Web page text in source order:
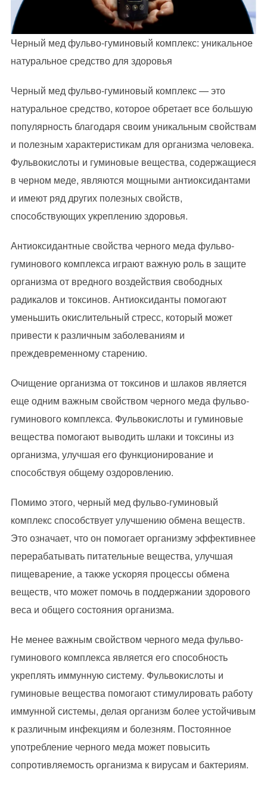
Черный мед фульво-гуминовый комплекс: уникальное
натуральное средство для здоровья
Черный мед фульво-гуминовый комплекс — это
натуральное средство, которое обретает все большую
популярность благодаря своим уникальным свойствам
и полезным характеристикам для организма человека.
Фульвокислоты и гуминовые вещества, содержащиеся
в черном меде, являются мощными антиоксидантами
и имеют ряд других полезных свойств,
способствующих укреплению здоровья.
Антиоксидантные свойства черного меда фульво-
гуминового комплекса играют важную роль в защите
организма от вредного воздействия свободных
радикалов и токсинов. Антиоксиданты помогают
уменьшить окислительный стресс, который может
привести к различным заболеваниям и
преждевременному старению.
Очищение организма от токсинов и шлаков является
еще одним важным свойством черного меда фульво-
гуминового комплекса. Фульвокислоты и гуминовые
вещества помогают выводить шлаки и токсины из
организма, улучшая его функционирование и
способствуя общему оздоровлению.
Помимо этого, черный мед фульво-гуминовый
комплекс способствует улучшению обмена веществ.
Это означает, что он помогает организму эффективнее
перерабатывать питательные вещества, улучшая
пищеварение, а также ускоряя процессы обмена
веществ, что может помочь в поддержании здорового
веса и общего состояния организма.
Не менее важным свойством черного меда фульво-
гуминового комплекса является его способность
укреплять иммунную систему. Фульвокислоты и
гуминовые вещества помогают стимулировать работу
иммунной системы, делая организм более устойчивым
к различным инфекциям и болезням. Постоянное
употребление черного меда может повысить
сопротивляемость организма к вирусам и бактериям.